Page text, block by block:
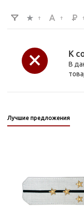
К
В
Лучшие предложения